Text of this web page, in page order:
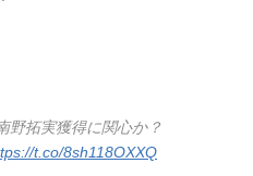
野拓実獲得に関心か？
t.co/8sh118OXXQ